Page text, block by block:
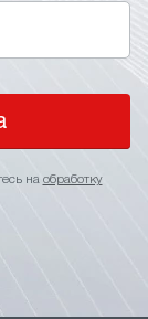
на обработку